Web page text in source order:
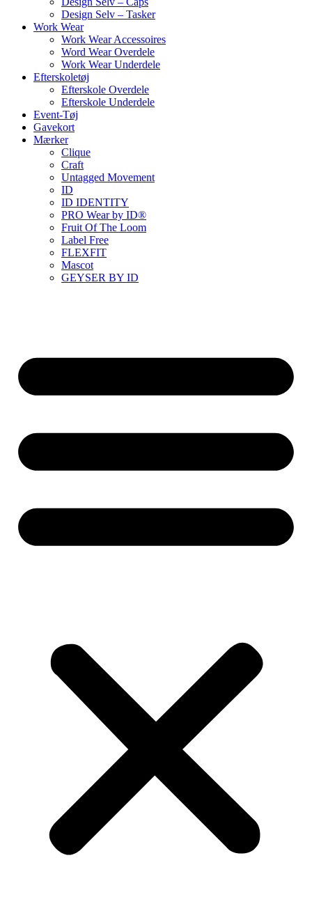
Design Selv – Tasker
Work Wear
Work Wear Accessoires
Word Wear Overdele
Work Wear Underdele
Efterskoletøj
Efterskole Overdele
Efterskole Underdele
Event-Tøj
Gavekort
Mærker
Clique
Craft
Untagged Movement
ID
ID IDENTITY
PRO Wear by ID®
Fruit Of The Loom
Label Free
FLEXFIT
Mascot
GEYSER BY ID